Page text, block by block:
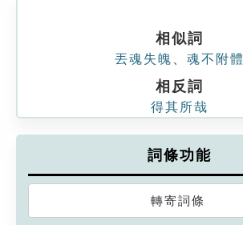
相似詞
丟魂失魄 魂不附體
相反詞
得其所哉
詞條功能
轉寄詞條